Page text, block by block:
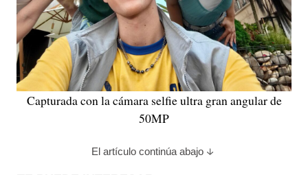
Capturada con la cámara selfie ultra gran angular de
50MP
El artículo continúa abajo